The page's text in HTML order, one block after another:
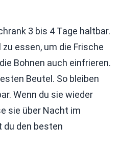
3 bis 4 Tage haltbar.
essen, um die Frische
Bohnen auch einfrieren.
Beutel. So bleiben
Wenn du sie wieder
sie über Nacht im
du den besten